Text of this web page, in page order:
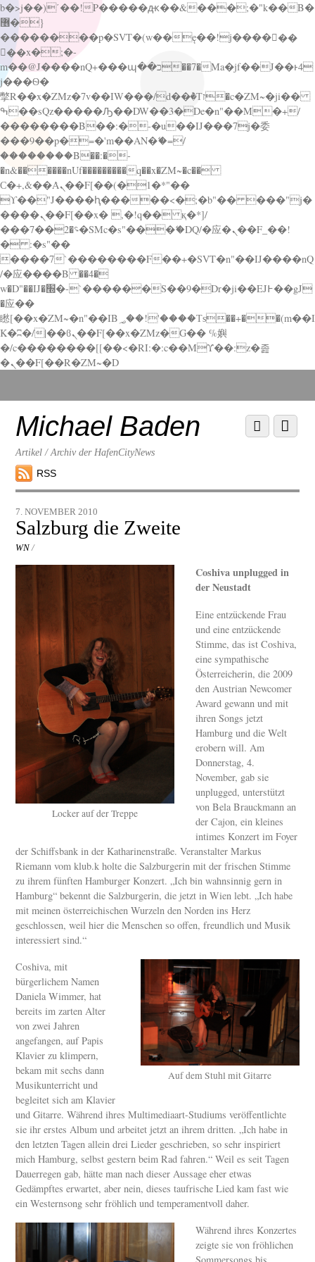
b�>j��)΄��!P�����ԫ��&���;�"k��B�
޶�}
��������p�SVT�(w��ę��!j������
��x�;�-
m��@J����nQ+���պ��כ��7�Ma�jf��J��ͱ4
j���Ѳ�
撆R��x�ZMz�7v��IW���/d��ٞ�Тז�c�ZM~�ji��
ߒ��sQz�����Ԡ��DW��3�De�n"��M�+/
��������B��:�-�u��IJ���7j�委
���9��p�=�'m��AN�ޭ�=/
��������B��:�-
�n&������nUf���������q��x�ZM~�c��
Ϲ�+,&��Ὰܢ��F[��(�1�*"��
ϒ��"J����ԧ�����<�;�b"�� ���"j�
����ܢ��F[��x� ,�!q�� қ�*]/
���؝�2��7�SMc�s"���ޭ�DQ/�应�ܢ��F_��!
� :�s"��
����7`��������F��+�SVT�n"��IJ����nQ
/�应����B ��4�
w�D"��IJ�׭�-`������S��9�Dr�ji��EJ߅��gJ
�应��
矁[��x�ZM~�n"��IB؃��!'����Тѕ��+��(m��I
K�ʭ�/|��ϐܢ��F[��x�ZMz�G�� %嬩
�/c��������[[��<�RI:�:c��MΎ��:z�졾
�ܢ��F[��R�ZM~�D
down
contentMichael Baden
Artikel / Archiv der HafenCityNews
RSS
Menu
Scroll
down
7. NOVEMBER 2010
Salzburg die Zweite
WN /
Locker auf der Treppe
Coshiva unplugged in
der Neustadt
Eine entzückende Frau
und eine entzückende
Stimme, das ist Coshiva,
eine sympathische
Österreicherin, die 2009
den Austrian Newcomer
Award gewann und mit
ihren Songs jetzt
Hamburg und die Welt
erobern will. Am
Donnerstag, 4.
November, gab sie
unplugged, unterstützt
von Bela Brauckmann an
der Cajon, ein kleines
intimes Konzert im Foyer
der Schiffsbank in der Katharinenstraße. Veranstalter Markus
Riemann vom klub.k holte die Salzburgerin mit der frischen Stimme
zu ihrem fünften Hamburger Konzert. „Ich bin wahnsinnig gern in
Hamburg“ bekennt die Salzburgerin, die jetzt in Wien lebt. „Ich habe
mit meinen österreichischen Wurzeln den Norden ins Herz
geschlossen, weil hier die Menschen so offen, freundlich und Musik
interessiert sind.“
Auf dem Stuhl mit Gitarre
Coshiva, mit
bürgerlichem Namen
Daniela Wimmer, hat
bereits im zarten Alter
von zwei Jahren
angefangen, auf Papis
Klavier zu klimpern,
bekam mit sechs dann
Musikunterricht und
begleitet sich am Klavier
und Gitarre. Während ihres Multimediaart-Studiums veröffentlichte
sie ihr erstes Album und arbeitet jetzt an ihrem dritten. „Ich habe in
den letzten Tagen allein drei Lieder geschrieben, so sehr inspiriert
mich Hamburg, selbst gestern beim Rad fahren.“ Weil es seit Tagen
Dauerregen gab, hätte man nach dieser Aussage eher etwas
Gedämpftes erwartet, aber nein, dieses taufrische Lied kam fast wie
ein Westernsong sehr fröhlich und temperamentvoll daher.
Während ihres Konzertes
zeigte sie von fröhlichen